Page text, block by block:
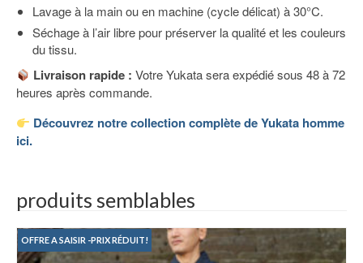
Lavage à la main ou en machine (cycle délicat) à 30°C.
Séchage à l’air libre pour préserver la qualité et les couleurs
du tissu.
Livraison rapide : Votre Yukata sera expédié sous 48 à 72
heures après commande.
Découvrez notre collection complète de Yukata homme
ici.
produits semblables
OFFRE A SAISIR -PRIX RÉDUIT!